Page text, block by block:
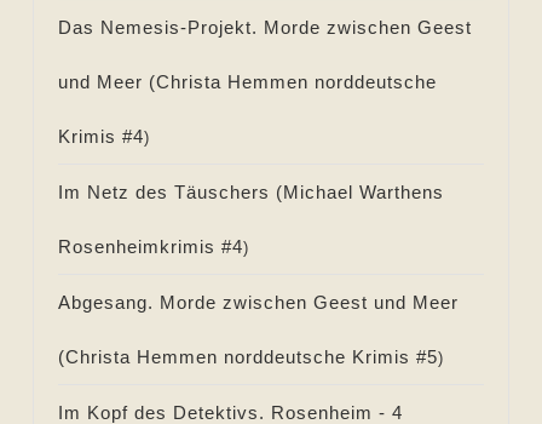
Das Nemesis-Projekt. Morde zwischen Geest
und Meer (Christa Hemmen norddeutsche
Krimis #4)
Im Netz des Täuschers (Michael Warthens
Rosenheimkrimis #4)
Abgesang. Morde zwischen Geest und Meer
(Christa Hemmen norddeutsche Krimis #5)
Im Kopf des Detektivs. Rosenheim - 4